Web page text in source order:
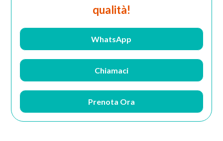
qualità!
WhatsApp
Chiamaci
Prenota Ora